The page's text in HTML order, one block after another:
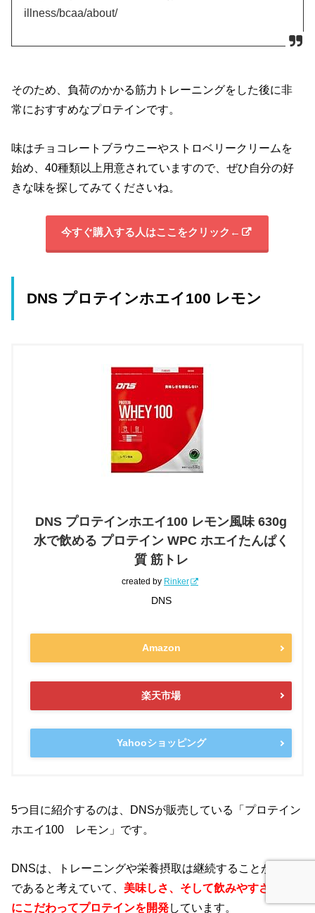
illness/bcaa/about/
そのため、負荷のかかる筋力トレーニングをした後に非
常におすすめなプロテインです。
味はチョコレートブラウニーやストロベリークリームを
始め、40種類以上用意されていますので、ぜひ自分の好
きな味を探してみてくださいね。
今すぐ購入する人はここをクリック←
DNS プロテインホエイ100 レモン
DNS プロテインホエイ100 レモン風味 630g
水で飲める プロテイン WPC ホエイたんぱく
質 筋トレ
created by Rinker
DNS
Amazon
楽天市場
Yahooショッピング
5つ目に紹介するのは、DNSが販売している「プロテイン
ホエイ100 レモン」です。
DNSは、トレーニングや栄養摂取は継続することがカギ
であると考えていて、 美味しさ、そして飲みやすさに特
にこだわってプロテインを開発しています。